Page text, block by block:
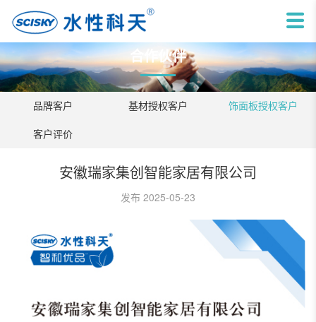
合作伙伴
品牌客户 基材授权客户 饰面板授权客户
客户评价
安徽瑞家集创智能家居有限公司
发布 2025-05-23